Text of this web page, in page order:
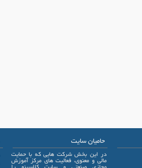
حامیان سایت
در این بخش شرکت هایی که با حمایت
مالی و معنوی، فعالیت های مرکز آموزش